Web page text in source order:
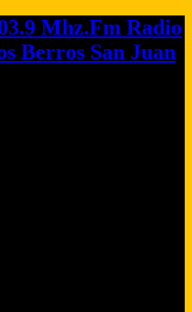
Fm Radio
Berros San Juan